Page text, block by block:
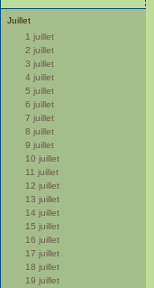
Juillet
1 juillet
2 juillet
3 juillet
4 juillet
5 juillet
6 juillet
7 juillet
8 juillet
9 juillet
10 juillet
11 juillet
12 juillet
13 juillet
14 juillet
15 juillet
16 juillet
17 juillet
18 juillet
19 juillet